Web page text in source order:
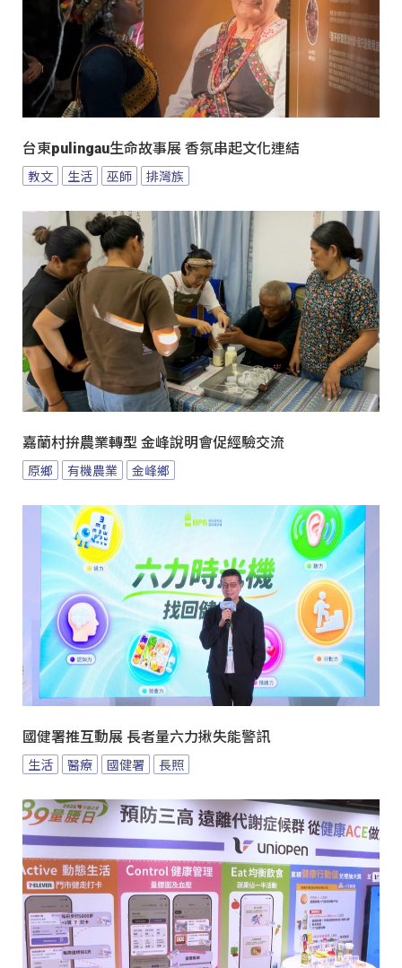
台東pulingau生命故事展 香氛串起文化連結
教文 生活 巫師 排灣族
嘉蘭村拚農業轉型 金峰說明會促經驗交流
原鄉 有機農業 金峰鄉
國健署推互動展 長者量六力揪失能警訊
生活 醫療 國健署 長照